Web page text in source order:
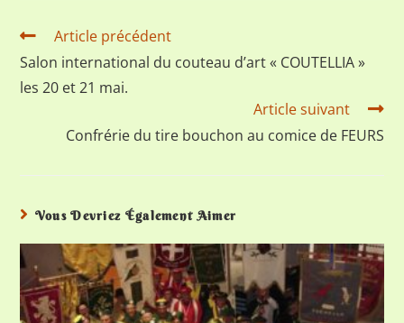
Article précédent
Salon international du couteau d’art « COUTELLIA »
les 20 et 21 mai.
Article suivant
Confrérie du tire bouchon au comice de FEURS
Vous Devriez Également Aimer